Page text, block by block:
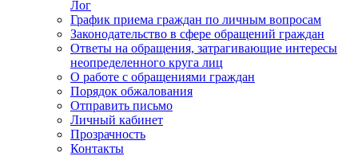
Лог
График приема граждан по личным вопросам
Законодательство в сфере обращений граждан
Ответы на обращения, затрагивающие интересы
неопределенного круга лиц
О работе с обращениями граждан
Порядок обжалования
Отправить письмо
Личный кабинет
Прозрачность
Контакты